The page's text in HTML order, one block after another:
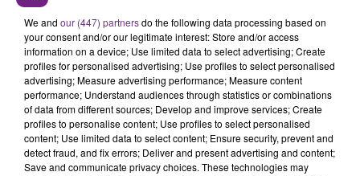
L'INSPECTION DU TRAVAIL RAPPELLE À
L'ORDRE SUR LES CONDITIONS DE...
Alors que les dates de début des vendange 2026
s'est avéré être plus précoce que prévu,
l'inspection du Travail en profite pour rappeler
les conditions de...
TITRES DIFFUSÉS
3h08
3h08 3h04
3h04
We and our (447) partnersdo the following data processing based on
your consent and/or our legitimate interest: Store and/or access
information on a device; Use limited data to select advertising; Create
profiles for personalised advertising; Use profiles to select personalised
advertising; Measure advertising performance; Measure content
performance; Understand audiences through statistics or combinations
of data from different sources; Develop and improve services; Create
profiles to personalise content; Use profiles to select personalised
content; Use limited data to select content; Ensure security, prevent and
detect fraud, and fix errors; Deliver and present advertising and content;
Save and communicate privacy choices. These technologies may